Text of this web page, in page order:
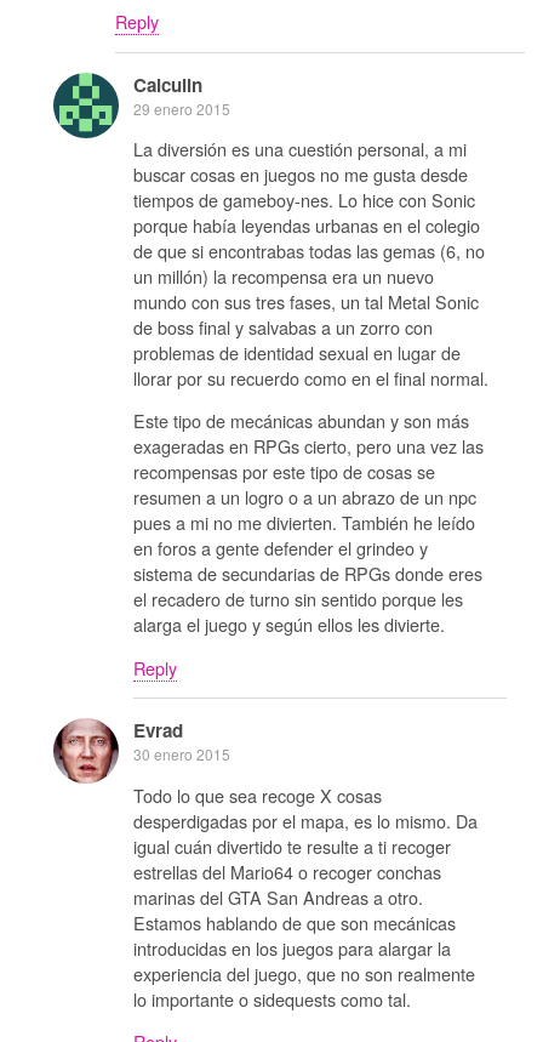
Reply
Calculin
29 enero 2015
La diversión es una cuestión personal, a mi
buscar cosas en juegos no me gusta desde
tiempos de gameboy-nes. Lo hice con Sonic
porque había leyendas urbanas en el colegio
de que si encontrabas todas las gemas (6, no
un millón) la recompensa era un nuevo
mundo con sus tres fases, un tal Metal Sonic
de boss final y salvabas a un zorro con
problemas de identidad sexual en lugar de
llorar por su recuerdo como en el final normal.
Este tipo de mecánicas abundan y son más
exageradas en RPGs cierto, pero una vez las
recompensas por este tipo de cosas se
resumen a un logro o a un abrazo de un npc
pues a mi no me divierten. También he leído
en foros a gente defender el grindeo y
sistema de secundarias de RPGs donde eres
el recadero de turno sin sentido porque les
alarga el juego y según ellos les divierte.
Reply
Evrad
30 enero 2015
Todo lo que sea recoge X cosas
desperdigadas por el mapa, es lo mismo. Da
igual cuán divertido te resulte a ti recoger
estrellas del Mario64 o recoger conchas
marinas del GTA San Andreas a otro.
Estamos hablando de que son mecánicas
introducidas en los juegos para alargar la
experiencia del juego, que no son realmente
lo importante o sidequests como tal.